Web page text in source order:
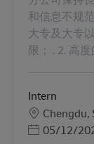
和信息不规
大专及大专
限； . 2. 高
Intern
Chengdu,
Posted Date
05/12/